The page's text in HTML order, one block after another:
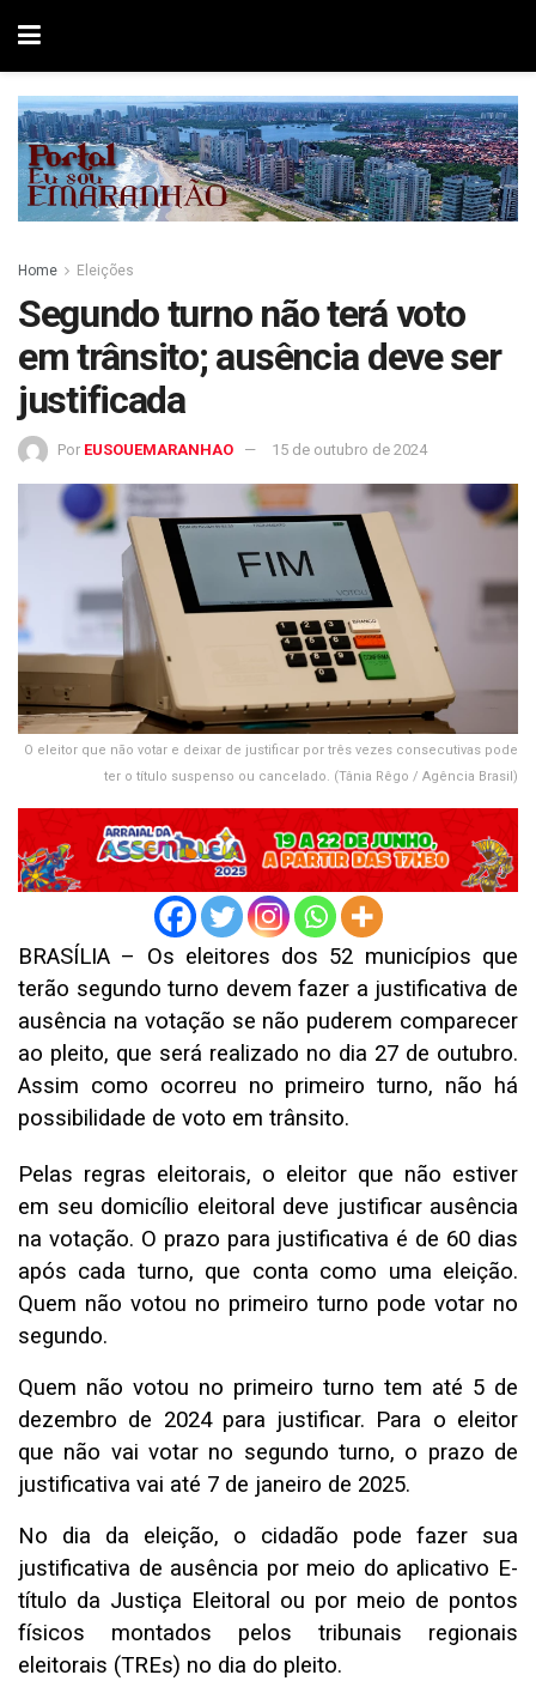
Home Eleições
Segundo turno não terá voto
em trânsito; ausência deve ser
justificada
Por EUSOUEMARANHAO 15 de outubro de 2024
O eleitor que não votar e deixar de justificar por três vezes consecutivas pode
ter o título suspenso ou cancelado. (Tânia Rêgo / Agência Brasil)
BRASÍLIA – Os eleitores dos 52 municípios que
terão segundo turno devem fazer a justificativa de
ausência na votação se não puderem comparecer
ao pleito, que será realizado no dia 27 de outubro.
Assim como ocorreu no primeiro turno, não há
possibilidade de voto em trânsito.
Pelas regras eleitorais, o eleitor que não estiver
em seu domicílio eleitoral deve justificar ausência
na votação. O prazo para justificativa é de 60 dias
após cada turno, que conta como uma eleição.
Quem não votou no primeiro turno pode votar no
segundo.
Quem não votou no primeiro turno tem até 5 de
dezembro de 2024 para justificar. Para o eleitor
que não vai votar no segundo turno, o prazo de
justificativa vai até 7 de janeiro de 2025.
No dia da eleição, o cidadão pode fazer sua
justificativa de ausência por meio do aplicativo E-
título da Justiça Eleitoral ou por meio de pontos
físicos montados pelos tribunais regionais
eleitorais (TREs) no dia do pleito.